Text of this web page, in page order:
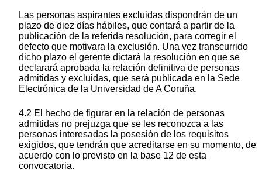
Las personas aspirantes excluidas dispondrán de un
plazo de diez días hábiles, que contará a partir de la
publicación de la referida resolución, para corregir el
defecto que motivara la exclusión. Una vez transcurrido
dicho plazo el gerente dictará la resolución en que se
declarará aprobada la relación definitiva de personas
admitidas y excluidas, que será publicada en la Sede
Electrónica de la Universidad de A Coruña.
4.2 El hecho de figurar en la relación de personas
admitidas no prejuzga que se les reconozca a las
personas interesadas la posesión de los requisitos
exigidos, que tendrán que acreditarse en su momento, de
acuerdo con lo previsto en la base 12 de esta
convocatoria.